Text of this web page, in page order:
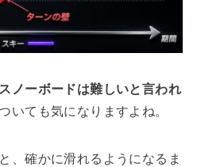
ノーボードは難しいと言われ
いても気になりますよね。
、確かに滑れるようになるま